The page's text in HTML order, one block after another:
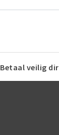
Betaal veilig